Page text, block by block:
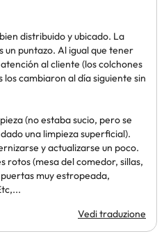
distribuido y ubicado. La
un puntazo. Al igual que tener
al cliente (los colchones
los cambiaron al día siguiente sin
(no estaba sucio, pero se
una limpieza superficial).
y actualizarse un poco.
rotos (mesa del comedor, sillas,
muy estropeada,
Vedi traduzione